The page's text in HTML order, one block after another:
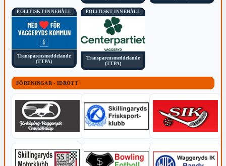
POLITISKT INNEHÅLL
Transparensmeddelande
(TTPA)
POLITISKT INNEHÅLL
Transparensmeddelande
(TTPA)
FÖRENINGAR - IDROTT